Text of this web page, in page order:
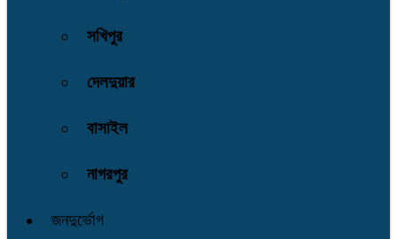
সখিপুর
দেলদুয়ার
বাসাইল
নাগরপুর
জনদুর্ভোগ